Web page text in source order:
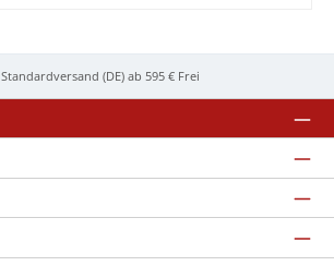
Standardversand (DE) ab 595 € Frei